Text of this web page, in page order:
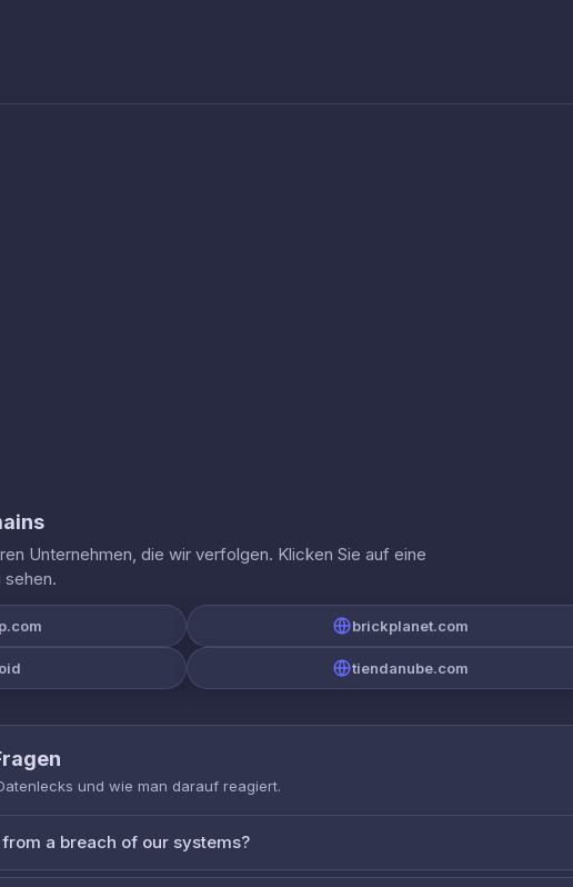
Unternehmen, die wir verfolgen. Klicken Sie auf eine
sehen.
brickplanet.com
tiendanube.com
und wie man darauf reagiert.
a breach of our systems?